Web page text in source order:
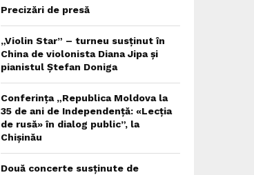
Precizări de presă
„Violin Star” – turneu susținut în
China de violonista Diana Jipa și
pianistul Ștefan Doniga
Conferința „Republica Moldova la
35 de ani de Independență: «Lecția
de rusă» în dialog public”, la
Chișinău
Două concerte susținute de